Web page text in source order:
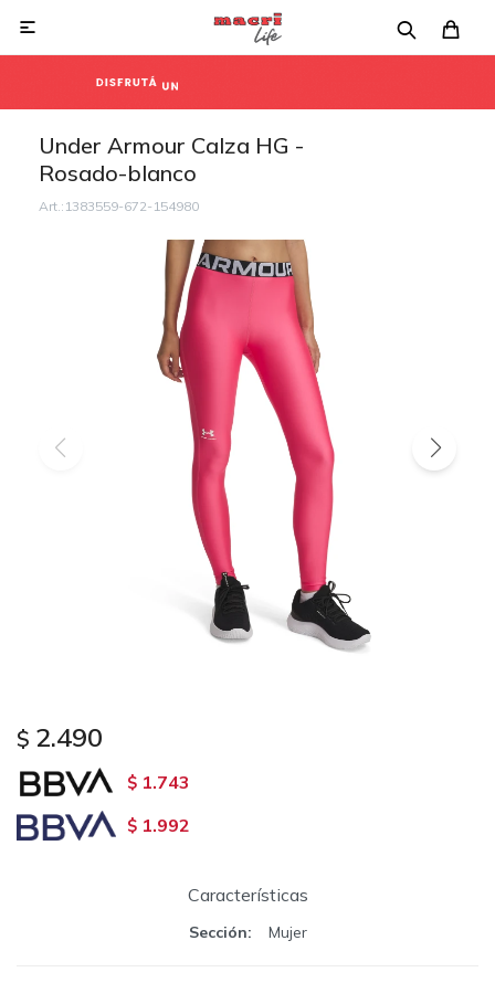

Under Armour Calza HG -
Rosado-blanco
1383559-672-154980
$ 2.490
$ 1.743
$ 1.992
Características
Sección Mujer